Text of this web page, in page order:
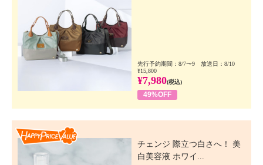
先行予約期間：8/7〜9 放送日：8/10
¥15,800
¥7,980(税込)
49%OFF
チェンジ 際立つ白さへ！ 美
白美容液 ホワイ...